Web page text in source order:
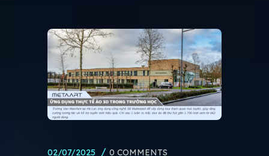
02/07/2025 0 COMMENTS